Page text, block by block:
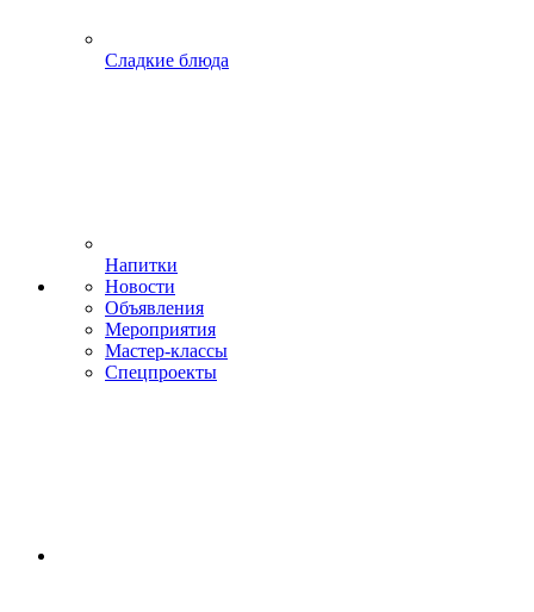
Сладкие блюда
Напитки
Новости
Объявления
Мероприятия
Мастер-классы
Спецпроекты